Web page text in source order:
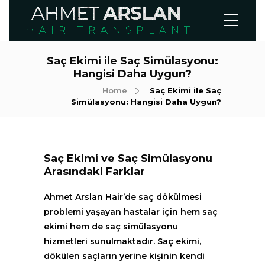
Saç Ekimi ile Saç Simülasyonu:
Hangisi Daha Uygun?
Home
Saç Ekimi ile Saç
Simülasyonu: Hangisi Daha Uygun?
Saç Ekimi ve Saç Simülasyonu
Arasındaki Farklar
Ahmet Arslan Hair’de saç dökülmesi
problemi yaşayan hastalar için hem saç
ekimi hem de saç simülasyonu
hizmetleri sunulmaktadır. Saç ekimi,
dökülen saçların yerine kişinin kendi